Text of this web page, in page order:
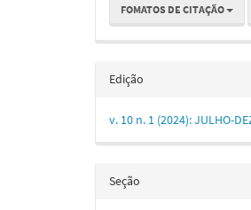
FOMATOS DE CITAÇÃO
Edição
v. 10 n. 1 (2024): JULHO-
Seção